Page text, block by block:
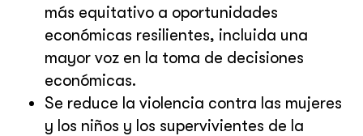
más equitativo a oportunidades
económicas resilientes, incluida una
mayor voz en la toma de decisiones
económicas.
Se reduce la violencia contra las mujeres
y los niños y los supervivientes de la